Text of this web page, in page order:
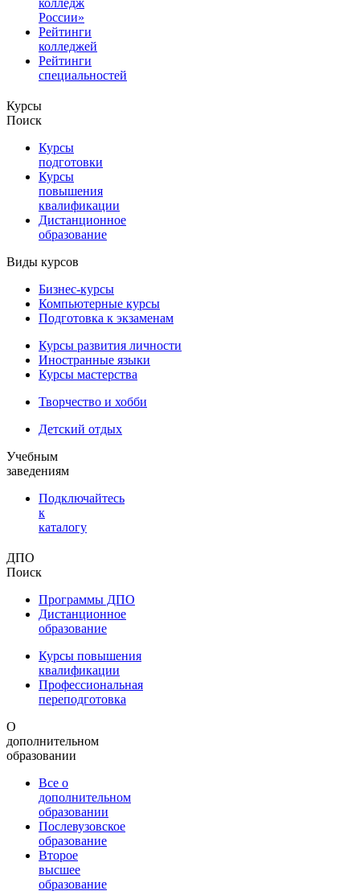
России»
Рейтинги
колледжей
Рейтинги
специальностей
Курсы
Поиск
Курсы
подготовки
Курсы
повышения
квалификации
Дистанционное
образование
Виды курсов
Бизнес-курсы
Компьютерные курсы
Подготовка к экзаменам
Курсы развития личности
Иностранные языки
Курсы мастерства
Творчество и хобби
Детский отдых
Учебным
заведениям
Подключайтесь
к
каталогу
ДПО
Поиск
Программы ДПО
Дистанционное
образование
Курсы повышения
квалификации
Профессиональная
переподготовка
О
дополнительном
образовании
Все о
дополнительном
образовании
Послевузовское
образование
Второе
высшее
образование